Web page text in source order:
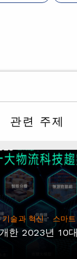
관련 주제
기술과 혁신· 스마
한 2023년 10